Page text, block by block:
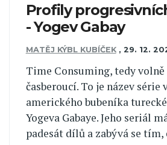
Profily
- Yogev Gabay
MATĚJ KÝBL KUBÍČEK , 29. 12.
Time Consuming, tedy
časberoucí. To je název série
amerického bubeníka
Yogeva Gabaye. Jeho seriál
padesát dílů a zabývá se tím,